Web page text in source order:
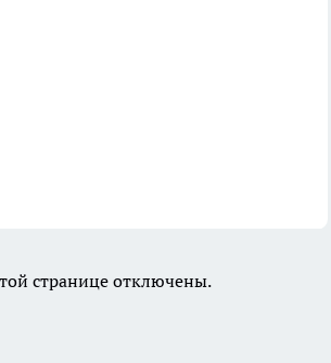
странице отключены.